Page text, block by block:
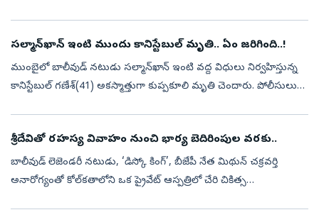
సల్మాన్‌ఖాన్‌ ఇంటి ముందు కానిస్టేబుల్‌ మృతి.. ఏం జరిగింది..!
ముంబైలో బాలీవుడ్‌ నటుడు సల్మాన్‌ఖాన్‌ ఇంటి వద్ద విధులు నిర్వహిస్తున్న
కానిస్టేబుల్‌ గణేశ్‌(41) అకస్మాత్తుగా కుప్పకూలి మృతి చెందారు. పోలీసులు
శ్రీదేవితో రహస్య వివాహం నుంచి భార్య బెదిరింపుల వరకు..
బాలీవుడ్ లెజెండరీ నటుడు, ‘డిస్కో కింగ్’, బీజేపీ నేత మిథున్ చక్రవర్తి
అనారోగ్యంతో కోల్‌కతాలోని ఒక ప్రైవేట్‌ ఆస్పత్రిలో చేరి చికిత్స